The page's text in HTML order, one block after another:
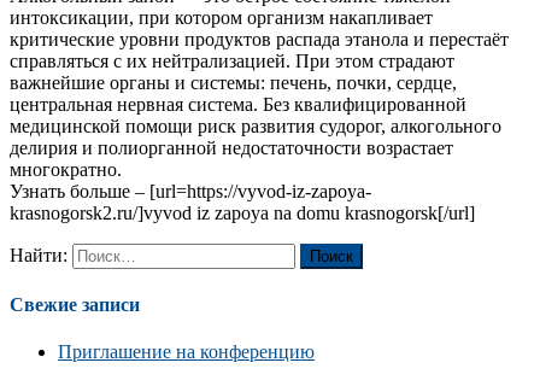
интоксикации, при котором организм накапливает
критические уровни продуктов распада этанола и перестаёт
справляться с их нейтрализацией. При этом страдают
важнейшие органы и системы: печень, почки, сердце,
центральная нервная система. Без квалифицированной
медицинской помощи риск развития судорог, алкогольного
делирия и полиорганной недостаточности возрастает
многократно.
Узнать больше – [url=https://vyvod-iz-zapoya-
krasnogorsk2.ru/]vyvod iz zapoya na domu krasnogorsk[/url]
Найти:
Свежие записи
Приглашение на конференцию